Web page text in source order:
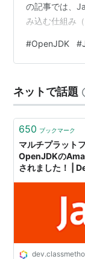
の記事では、
み込む仕組み
発表されてい
イムを直接組
#OpenJDK #
ネットで話題
650 ブックマーク
マルチプラット
OpenJDKの
されました！ |